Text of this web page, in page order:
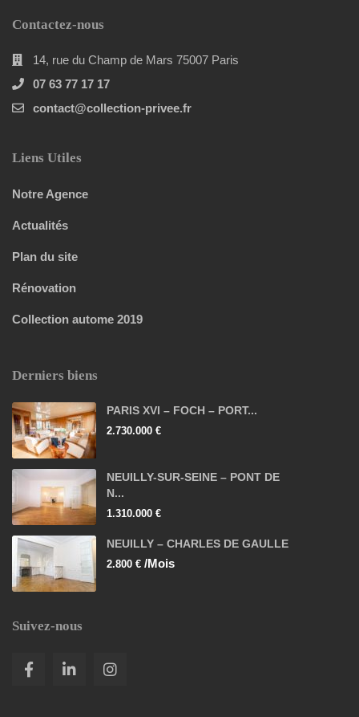
Contactez-nous
14, rue du Champ de Mars 75007 Paris
07 63 77 17 17
contact@collection-privee.fr
Liens Utiles
Notre Agence
Actualités
Plan du site
Rénovation
Collection autome 2019
Derniers biens
PARIS XVI – FOCH – PORT...
2.730.000 €
NEUILLY-SUR-SEINE – PONT DE
N...
1.310.000 €
NEUILLY – CHARLES DE GAULLE
2.800 € /Mois
Suivez-nous